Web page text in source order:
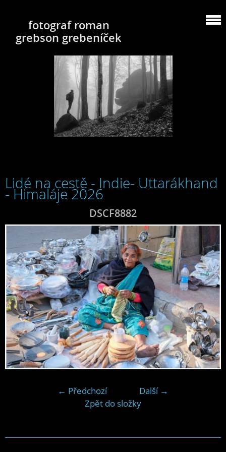
fotograf roman
grebson grebeníček
Lidé na cestě - Indie- Uttarákhand
- Himaláje 2026
DSCF8882
← Předchozí
Další →
Zpět do složky